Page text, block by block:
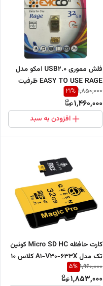
فلش مموری USB2.0 امکو مدل
EASY TO USE RAGE ظرفیت
32 گیگابایت
1,850,000
21%
1,460,000
افزودن به سبد
کارت حافظه Micro SD HC کوئین
تک مدل A1-V30-633X کلاس 10
1,960,000
5%
1,853,000